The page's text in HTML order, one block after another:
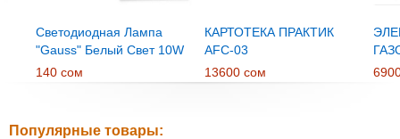
Светодиодная Лампа
"Gauss" Белый Свет 10W
E27
140 сом
КАРТОТЕКА ПРАКТИК
AFC-03
13600 сом
Популярные товары: